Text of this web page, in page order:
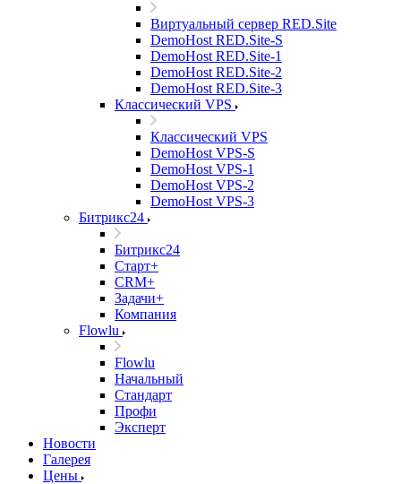
Виртуальный сервер RED.Site
DemoHost RED.Site-S
DemoHost RED.Site-1
DemoHost RED.Site-2
DemoHost RED.Site-3
Классический VPS
Классический VPS
DemoHost VPS-S
DemoHost VPS-1
DemoHost VPS-2
DemoHost VPS-3
Битрикс24
Битрикс24
Старт+
CRM+
Задачи+
Компания
Flowlu
Flowlu
Начальный
Стандарт
Профи
Эксперт
Новости
Галерея
Цены